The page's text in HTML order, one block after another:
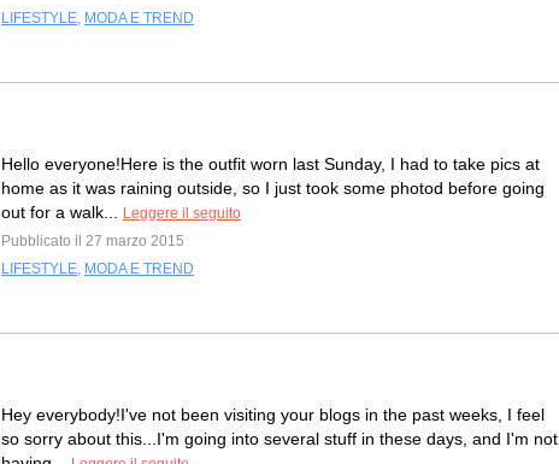
LIFESTYLE, MODA E TREND
Hello everyone!Here is the outfit worn last Sunday, I had to take pics at
home as it was raining outside, so I just took some photod before going
out for a walk...
Leggere il seguito
Pubblicato il 27 marzo 2015
LIFESTYLE, MODA E TREND
Hey everybody!I've not been visiting your blogs in the past weeks, I feel
so sorry about this...I'm going into several stuff in these days, and I'm not